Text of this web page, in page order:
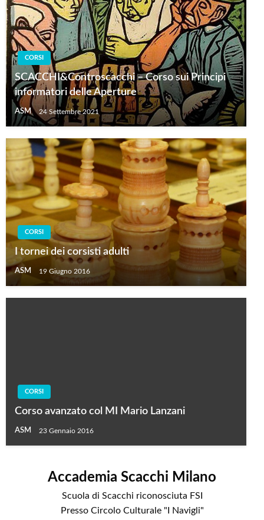
CORSI
SCACCHI&Controscacchi – Corso sui Principi
informatori delle Aperture
ASM 24 Settembre 2021
CORSI
I tornei dei corsisti adulti
ASM 19 Giugno 2016
CORSI
Corso avanzato col MI Mario Lanzani
ASM 23 Gennaio 2016
Accademia Scacchi Milano
Scuola di Scacchi riconosciuta FSI
Presso Circolo Culturale "I Navigli"